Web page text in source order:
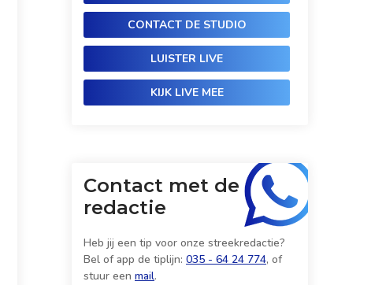
CONTACT DE STUDIO
LUISTER LIVE
KIJK LIVE MEE
Contact met de
redactie
Heb jij een tip voor onze streekredactie?
Bel of app de tiplijn: 035 - 64 24 774, of
stuur een mail.